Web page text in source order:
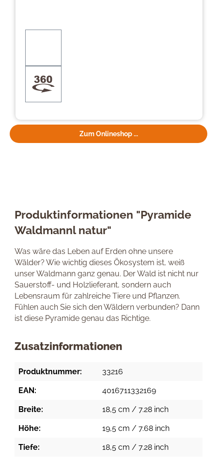
Zum Onlineshop ...
Produktinformationen "Pyramide
Waldmannl natur"
Was wäre das Leben auf Erden ohne unsere
Wälder? Wie wichtig dieses Ökosystem ist, weiß
unser Waldmann ganz genau. Der Wald ist nicht nur
Sauerstoff- und Holzlieferant, sondern auch
Lebensraum für zahlreiche Tiere und Pflanzen.
Fühlen auch Sie sich den Wäldern verbunden? Dann
ist diese Pyramide genau das Richtige.
Zusatzinformationen
Produktnummer: 33216
EAN: 4016711332169
Breite: 18,5 cm / 7.28 inch
Höhe: 19,5 cm / 7.68 inch
Tiefe: 18,5 cm / 7.28 inch